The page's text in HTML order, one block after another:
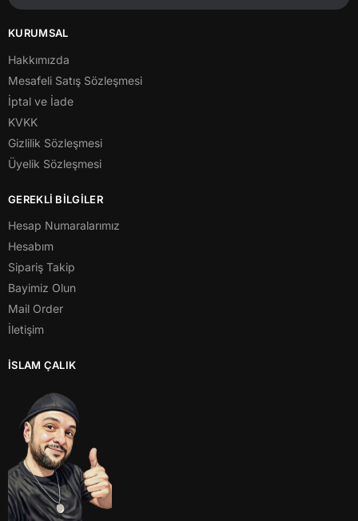
KURUMSAL
Hakkımızda
Mesafeli Satış Sözleşmesi
İptal ve İade
KVKK
Gizlilik Sözleşmesi
Üyelik Sözleşmesi
GEREKLİ BİLGİLER
Hesap Numaralarımız
Hesabım
Sipariş Takip
Bayimiz Olun
Mail Order
İletişim
İSLAM ÇALIK